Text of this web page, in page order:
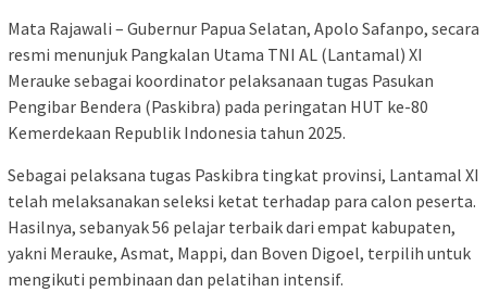
Mata Rajawali – Gubernur Papua Selatan, Apolo Safanpo, secara
resmi menunjuk Pangkalan Utama TNI AL (Lantamal) XI
Merauke sebagai koordinator pelaksanaan tugas Pasukan
Pengibar Bendera (Paskibra) pada peringatan HUT ke-80
Kemerdekaan Republik Indonesia tahun 2025.
Sebagai pelaksana tugas Paskibra tingkat provinsi, Lantamal XI
telah melaksanakan seleksi ketat terhadap para calon peserta.
Hasilnya, sebanyak 56 pelajar terbaik dari empat kabupaten,
yakni Merauke, Asmat, Mappi, dan Boven Digoel, terpilih untuk
mengikuti pembinaan dan pelatihan intensif.